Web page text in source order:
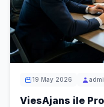
19 May 2026
ViesAjans ile